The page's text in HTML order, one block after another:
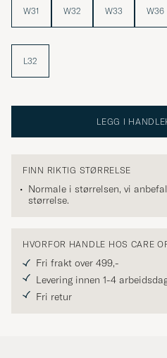
W31 W32 W33 W36
L32
LEGG I
FINN RIKTIG STØRRELSE
Normale i størrelsen, vi
størrelse.
HVORFOR HANDLE HOS CARE
Fri frakt over 499,-
Levering innen 1-4
Fri retur